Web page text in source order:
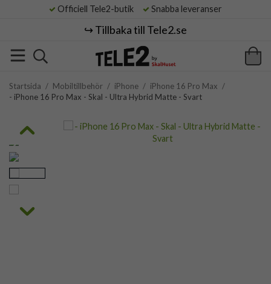
Officiell Tele2-butik Snabba leveranser
↪️ Tillbaka till Tele2.se
Startsida / Mobiltillbehör / iPhone / iPhone 16 Pro Max /
- iPhone 16 Pro Max - Skal - Ultra Hybrid Matte - Svart